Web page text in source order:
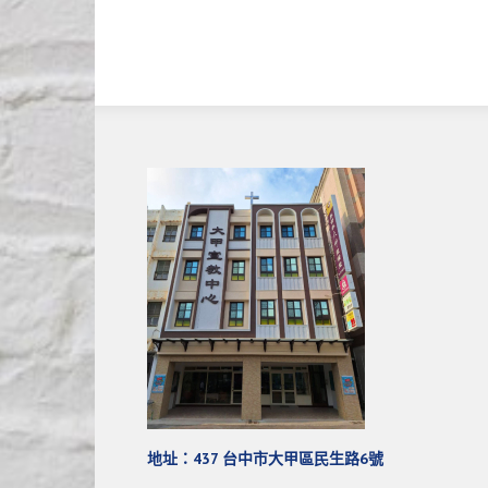
地址：437 台中市大甲區民生路6號